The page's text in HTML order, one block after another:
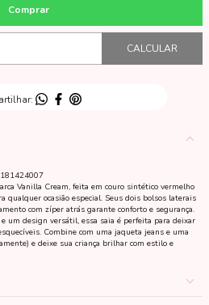
Vanilla Cream, feita em couro sintético vermelho
qualquer ocasião especial. Seus dois bolsos laterais
com zíper atrás garante conforto e segurança.
um design versátil, essa saia é perfeita para deixar
Combine com uma jaqueta jeans e uma
e deixe sua criança brilhar com estilo e